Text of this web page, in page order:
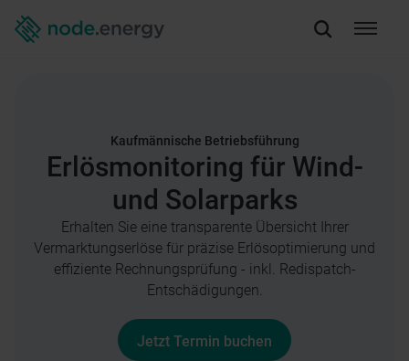
Kaufmännische Betriebsführung
Erlösmonitoring für Wind-
und Solarparks
Erhalten Sie eine transparente Übersicht Ihrer
Vermarktungserlöse für präzise Erlösoptimierung und
effiziente Rechnungsprüfung - inkl. Redispatch-
Entschädigungen.
Jetzt Termin buchen